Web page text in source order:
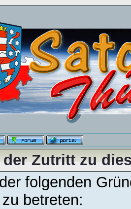
Zutritt zu
folgenden
betreten: